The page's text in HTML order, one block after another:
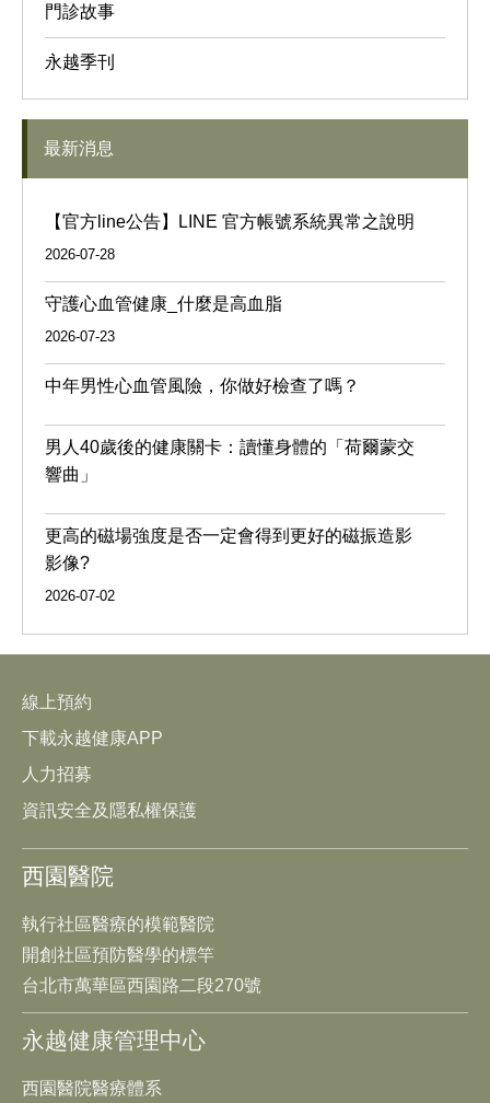
門診故事
永越季刊
最新消息
【官方line公告】LINE 官方帳號系統異常之說明
2026-07-28
守護心血管健康_什麼是高血脂
2026-07-23
中年男性心血管風險，你做好檢查了嗎？
男人40歲後的健康關卡：讀懂身體的「荷爾蒙交
響曲」
更高的磁場強度是否一定會得到更好的磁振造影
影像?
2026-07-02
線上預約
下載永越健康APP
人力招募
資訊安全及隱私權保護
西園醫院
執行社區醫療的模範醫院
開創社區預防醫學的標竿
台北市萬華區西園路二段270號
永越健康管理中心
西園醫院醫療體系